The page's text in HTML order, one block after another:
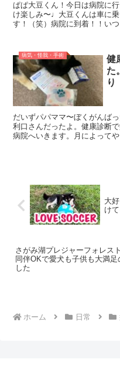
ぱぱ大豆くん！今日は病院に
け楽しみ〜♩大豆くんは車に
す！（笑）病院に到着！！い
病気・怪我・手術
健
た
り
だいずパパママ〜ぼくがんば
利口さんだったよ。健康診断
病院へいきます。月によって
大
け
さがみ湖プレジャーフォレス
同伴OKで愛犬も子供も大満
した
ホーム 日常